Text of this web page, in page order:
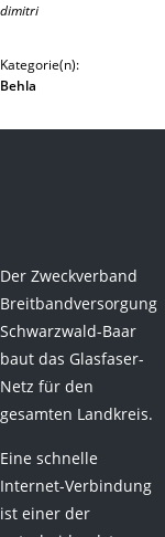
dimitri
Kategorie(n):
Behla
Der Zweckverband
Breitbandversorgung
Schwarzwald-Baar
baut das Glasfaser-
Netz für den
gesamten Landkreis.
Eine schnelle
Internet-Verbindung
ist einer der